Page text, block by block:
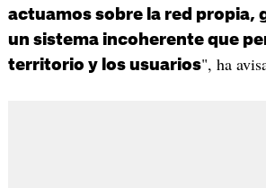
actuamos sobre la red propia,
un sistema incoherente que
territorio y los usuarios", ha